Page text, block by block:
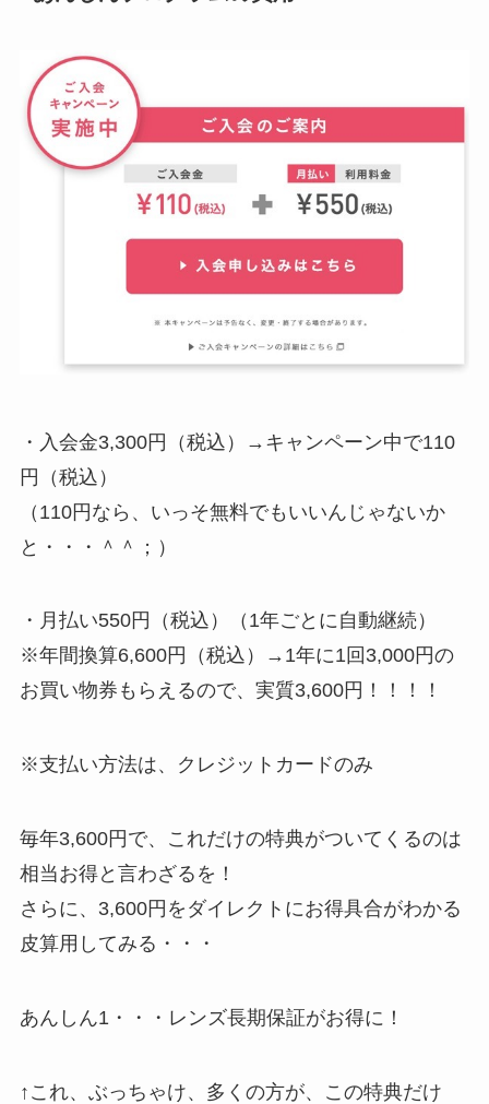
・入会金3,300円（税込）→キャンペーン中で110
円（税込）
（110円なら、いっそ無料でもいいんじゃないか
と・・・＾＾；）
・月払い550円（税込）（1年ごとに自動継続）
※年間換算6,600円（税込）→1年に1回3,000円の
お買い物券もらえるので、実質3,600円！！！！
※支払い方法は、クレジットカードのみ
毎年3,600円で、これだけの特典がついてくるのは
相当お得と言わざるを！
さらに、3,600円をダイレクトにお得具合がわかる
皮算用してみる・・・
あんしん1・・・レンズ長期保証がお得に！
↑これ、ぶっちゃけ、多くの方が、この特典だけ